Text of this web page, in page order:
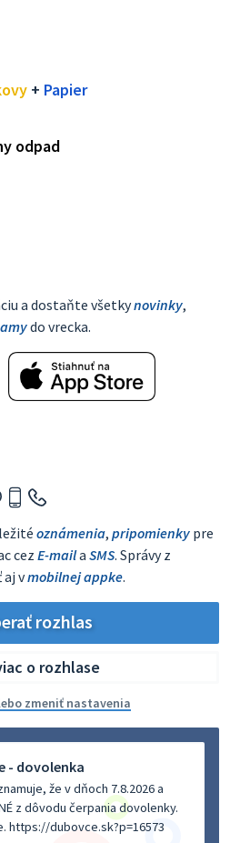
+ Papier
odpad
a dostaňte všetkynovinky,
do vrecka.
oznámenia, pripomienky pre
cez E-maila SMS. Správy z
aj vmobilnej appke.
rozhlas
o rozhlase
zmeniť nastavenia
- dovolenka
že v dňoch 7.8.2026 a
z dôvodu čerpania dovolenky.
https://dubovce.sk?p=16573